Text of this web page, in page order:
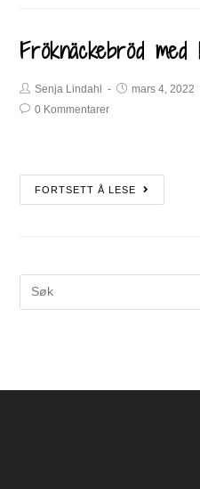
Fröknäckebröd
Senja Lindahl mars 4, 2022
0 Kommentarer
FORTSETT Å LESE